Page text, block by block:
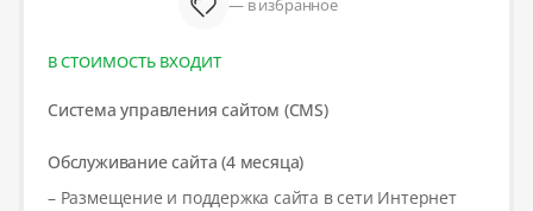
— в избранное
В СТОИМОСТЬ ВХОДИТ
Система управления сайтом (CMS)
Обслуживание сайта (4 месяца)
– Размещение и поддержка сайта в сети Интернет